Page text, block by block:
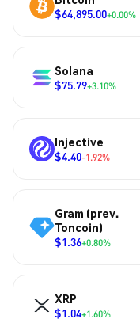
$64,895.00+0.00%
Solana
$75.79+3.10%
Injective
$4.40-1.92%
Gram (prev.
Toncoin)
$1.36+0.80%
XRP
$1.04+1.60%